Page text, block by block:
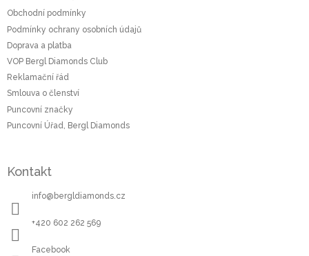
Obchodní podmínky
Podmínky ochrany osobních údajů
Doprava a platba
VOP Bergl Diamonds Club
Reklamační řád
Smlouva o členství
Puncovní značky
Puncovní Úřad, Bergl Diamonds
Kontakt
info@ bergldiamonds.cz
+420 602 262 569
Facebook